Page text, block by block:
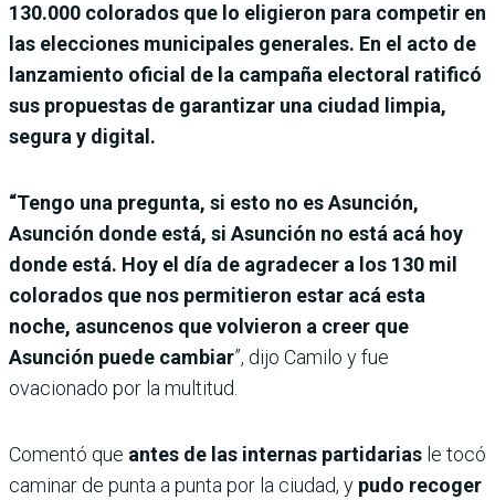
130.000 colorados que lo eligieron para competir en
las elecciones municipales generales. En el acto de
lanzamiento oficial de la campaña electoral ratificó
sus propuestas de garantizar una ciudad limpia,
segura y digital.
“Tengo una pregunta, si esto no es Asunción,
Asunción donde está, si Asunción no está acá hoy
donde está. Hoy el día de agradecer a los 130 mil
colorados que nos permitieron estar acá esta
noche, asuncenos que volvieron a creer que
Asunción puede cambiar”, dijo Camilo y fue
ovacionado por la multitud.
Comentó que antes de las internas partidarias le tocó
caminar de punta a punta por la ciudad, y pudo recoger